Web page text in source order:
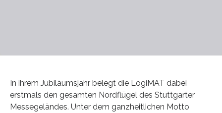
In ihrem Jubiläumsjahr belegt die LogiMAT dabei
erstmals den gesamten Nordflügel des Stuttgarter
Messegeländes. Unter dem ganzheitlichen Motto